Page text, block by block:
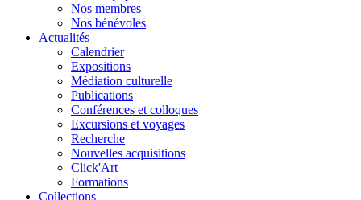
Nos membres
Nos bénévoles
Actualités
Calendrier
Expositions
Médiation culturelle
Publications
Conférences et colloques
Excursions et voyages
Recherche
Nouvelles acquisitions
Click'Art
Formations
Collections